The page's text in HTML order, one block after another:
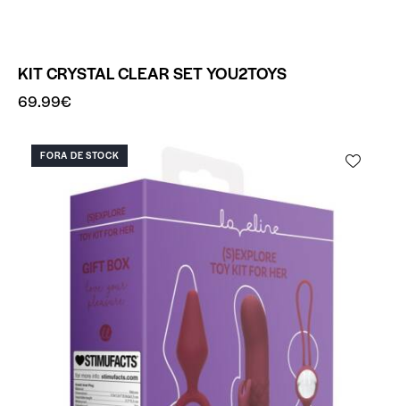
KIT CRYSTAL CLEAR SET YOU2TOYS
69.99€
FORA DE STOCK